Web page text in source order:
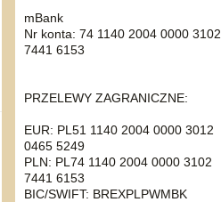
mBank
Nr konta: 74 1140 2004 0000 3102
7441 6153
PRZELEWY ZAGRANICZNE:
EUR: PL51 1140 2004 0000 3012
0465 5249
PLN: PL74 1140 2004 0000 3102
7441 6153
BIC/SWIFT: BREXPLPWMBK